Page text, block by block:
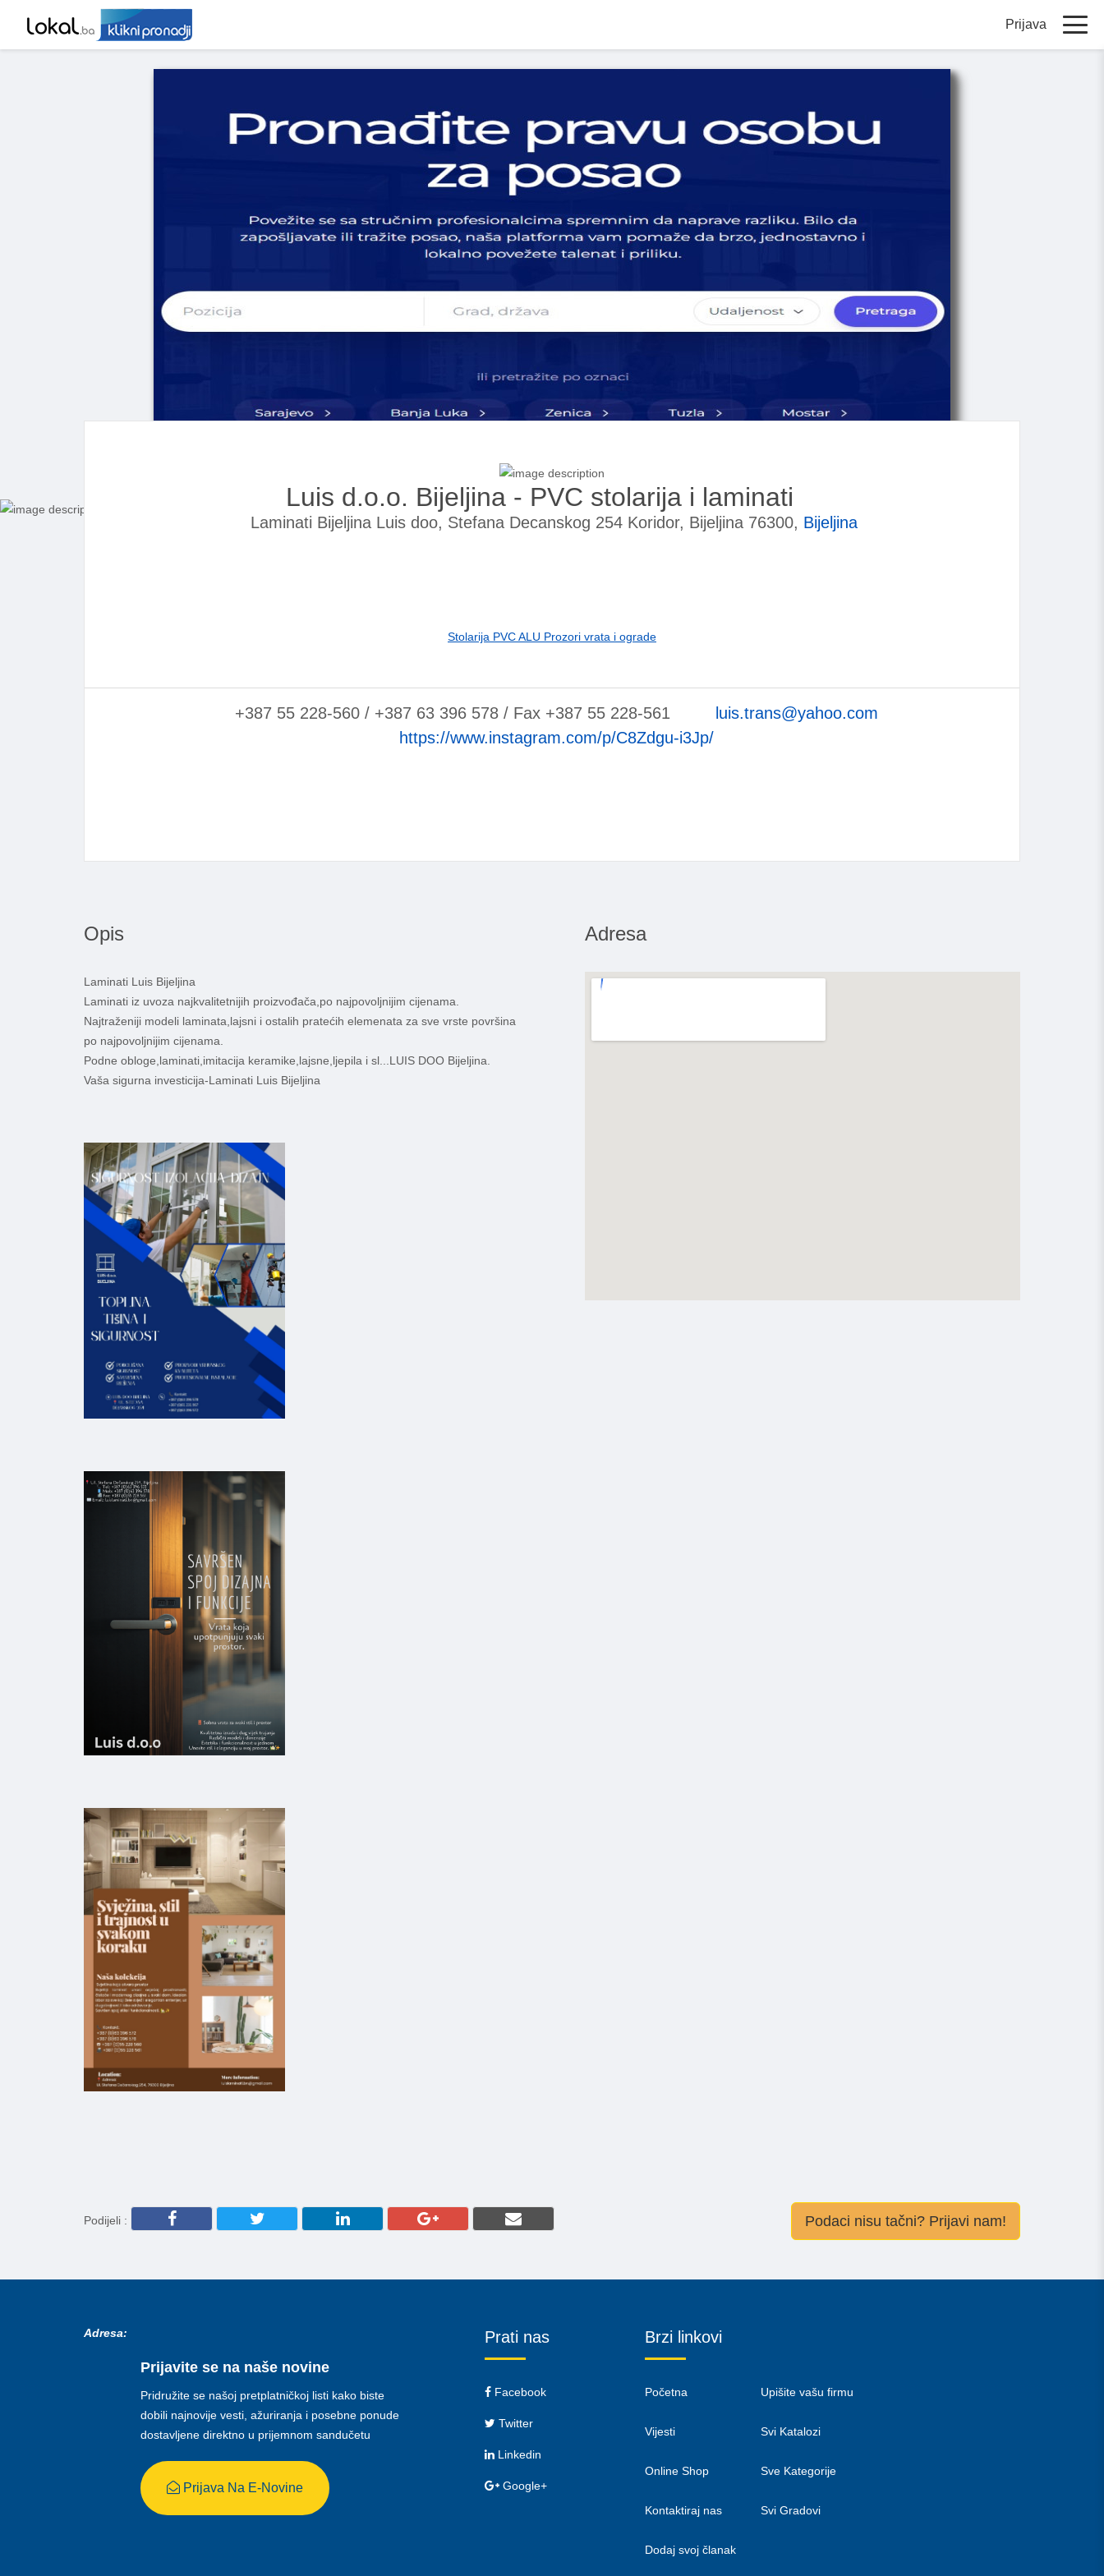
Prijava
Luis d.o.o. Bijeljina - PVC stolarija i laminati
Laminati Bijeljina Luis doo, Stefana Decanskog 254 Koridor, Bijeljina 76300, Bijeljina
Stolarija PVC ALU Prozori vrata i ograde
+387 55 228-560 / +387 63 396 578 / Fax +387 55 228-561
luis.trans@yahoo.com
https://www.instagram.com/p/C8Zdgu-i3Jp/
Opis
Laminati Luis Bijeljina
Laminati iz uvoza najkvalitetnijih proizvođača,po najpovoljnijim cijenama.
Najtraženiji modeli laminata,lajsni i ostalih pratećih elemenata za sve vrste površina
po najpovoljnijim cijenama.
Podne obloge,laminati,imitacija keramike,lajsne,ljepila i sl...LUIS DOO Bijeljina.
Vaša sigurna investicija-Laminati Luis Bijeljina
Adresa
Podijeli : Podaci nisu tačni? Prijavi nam!
Adresa:
Prijavite se na naše novine
Pridružite se našoj pretplatničkoj listi kako biste
dobili najnovije vesti, ažuriranja i posebne ponude
dostavljene direktno u prijemnom sandučetu
Prijava Na E-Novine
Prati nas
Facebook
Twitter
Linkedin
Google+
Brzi linkovi
Početna
Vijesti
Online Shop
Kontaktiraj nas
Dodaj svoj članak
Upišite vašu firmu
Svi Katalozi
Sve Kategorije
Svi Gradovi